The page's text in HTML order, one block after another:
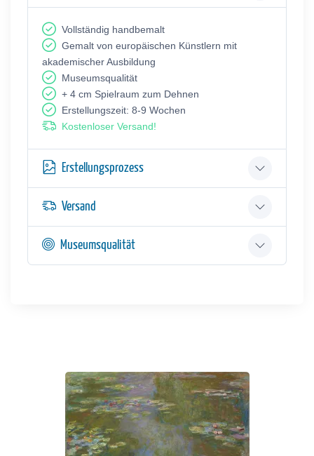
Vollständig handbemalt
Gemalt von europäischen Künstlern mit
akademischer Ausbildung
Museumsqualität
+ 4 cm Spielraum zum Dehnen
Erstellungszeit: 8-9 Wochen
Kostenloser Versand!
Erstellungsprozess
Versand
Museumsqualität